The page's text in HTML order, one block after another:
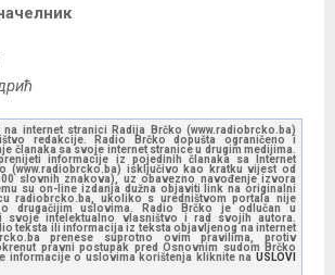
internet stranici Radija Brčko (www.radiobrcko.ba)
redakcije. Radio Brčko dopušta ograničeno i
članaka sa svoje internet stranice u drugim medijima.
informacije iz pojedinih članaka sa Internet
(www.radiobrcko.ba) isključivo kao kratku vijest od
slovnih znakova), uz obavezno navođenje izvora
su on-line izdanja dužna objaviti link na originalni
radiobrcko.ba, ukoliko s uredništvom portala nije
drugačijim uslovima. Radio Brčko je odlučan u
svoje intelektualno vlasništvo i rad svojih autora.
teksta ili informacija iz teksta objavljenog na internet
prenese suprotno ovim pravilima, protiv
pravni postupak pred Osnovnim sudom Brčko
informacije o uslovima korištenja kliknite na USLOVI